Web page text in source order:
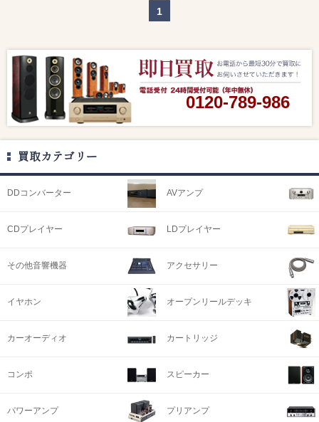
1
0120-789-986
買取カテゴリー
DDコンバーター AVアンプ
CDプレイヤー LDプレイヤー
その他音響機器 アクセサリー
イヤホン オープンリールデッキ
カーオーディオ カートリッジ
コンポ スピーカー
パワーアンプ プリアンプ